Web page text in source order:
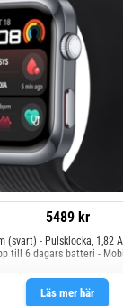
5489 kr
Läs mer här
(svart) - Pulsklocka, 1,82
till 6 dagars batteri -